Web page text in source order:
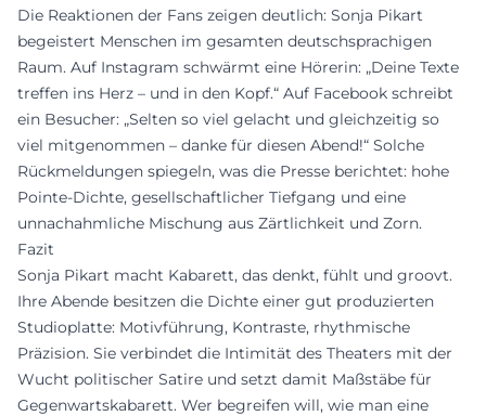
Die Reaktionen der Fans zeigen deutlich: Sonja Pikart
begeistert Menschen im gesamten deutschsprachigen
Raum. Auf Instagram schwärmt eine Hörerin: „Deine Texte
treffen ins Herz – und in den Kopf.“ Auf Facebook schreibt
ein Besucher: „Selten so viel gelacht und gleichzeitig so
viel mitgenommen – danke für diesen Abend!“ Solche
Rückmeldungen spiegeln, was die Presse berichtet: hohe
Pointe-Dichte, gesellschaftlicher Tiefgang und eine
unnachahmliche Mischung aus Zärtlichkeit und Zorn.
Fazit
Sonja Pikart macht Kabarett, das denkt, fühlt und groovt.
Ihre Abende besitzen die Dichte einer gut produzierten
Studioplatte: Motivführung, Kontraste, rhythmische
Präzision. Sie verbindet die Intimität des Theaters mit der
Wucht politischer Satire und setzt damit Maßstäbe für
Gegenwartskabarett. Wer begreifen will, wie man eine